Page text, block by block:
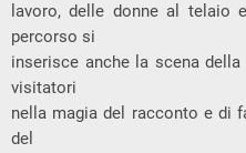
lavoro, delle donne al telaio
percorso si
inserisce anche la scena
visitatori
nella magia del racconto e di
del